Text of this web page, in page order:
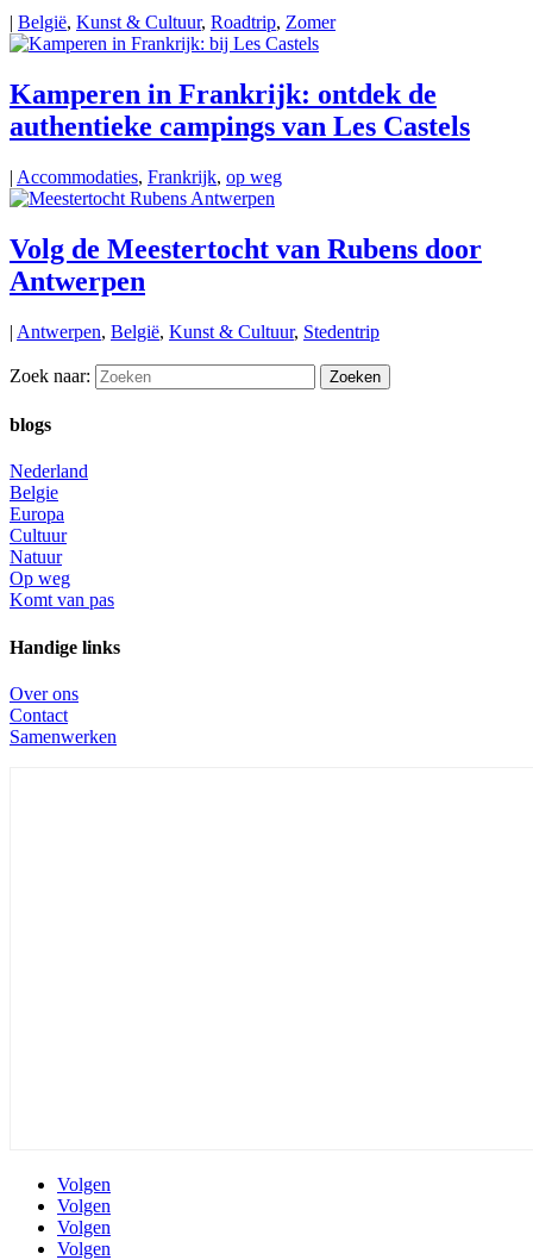
| België, Kunst & Cultuur, Roadtrip, Zomer
Kamperen in Frankrijk: ontdek de
authentieke campings van Les Castels
| Accommodaties, Frankrijk, op weg
Volg de Meestertocht van Rubens door
Antwerpen
| Antwerpen, België, Kunst & Cultuur, Stedentrip
Zoek naar:
blogs
Nederland
Belgie
Europa
Cultuur
Natuur
Op weg
Komt van pas
Handige links
Over ons
Contact
Samenwerken
Volgen
Volgen
Volgen
Volgen